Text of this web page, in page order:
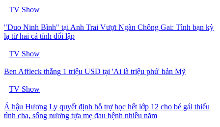
TV Show
"Duo Ninh Bình" tại Anh Trai Vượt Ngàn Chông Gai: Tình bạn kỳ
lạ từ hai cá tính đối lập
TV Show
Ben Affleck thắng 1 triệu USD tại 'Ai là triệu phú' bản Mỹ
TV Show
Á hậu Hương Ly quyết định hỗ trợ học hết lớp 12 cho bé gái thiếu
tình cha, sống nương tựa mẹ đau bệnh nhiều năm